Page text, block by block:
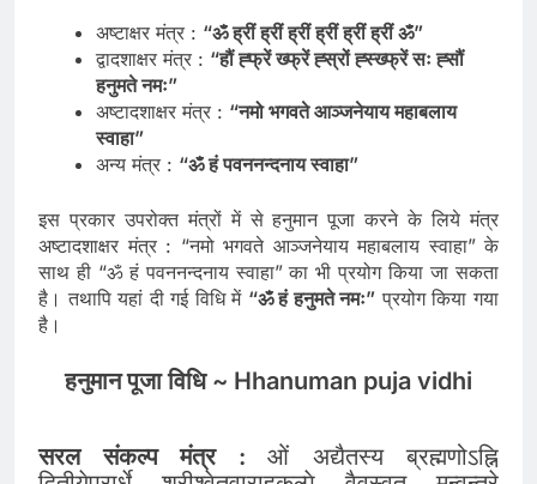
अष्टाक्षर मंत्र : “ॐ ह्रीं ह्रीं ह्रीं ह्रीं ह्रीं ह्रीं ॐ”
द्वादशाक्षर मंत्र : “हौं ह्फ्रें ख्फ्रें ह्स्रों ह्स्ख्फ्रें सः ह्सौं
हनुमते नमः”
अष्टादशाक्षर मंत्र : “नमो भगवते आञ्जनेयाय महाबलाय
स्वाहा”
अन्य मंत्र : “ॐ हं पवननन्दनाय स्वाहा”
इस प्रकार उपरोक्त मंत्रों में से हनुमान पूजा करने के लिये मंत्र
अष्टादशाक्षर मंत्र : “नमो भगवते आञ्जनेयाय महाबलाय स्वाहा” के
साथ ही “ॐ हं पवननन्दनाय स्वाहा” का भी प्रयोग किया जा सकता
है। तथापि यहां दी गई विधि में “ॐ हं हनुमते नमः” प्रयोग किया गया
है।
हनुमान पूजा विधि ~ Hhanuman puja vidhi
सरल संकल्प मंत्र : ओं अद्यैतस्य ब्रह्मणोऽह्नि